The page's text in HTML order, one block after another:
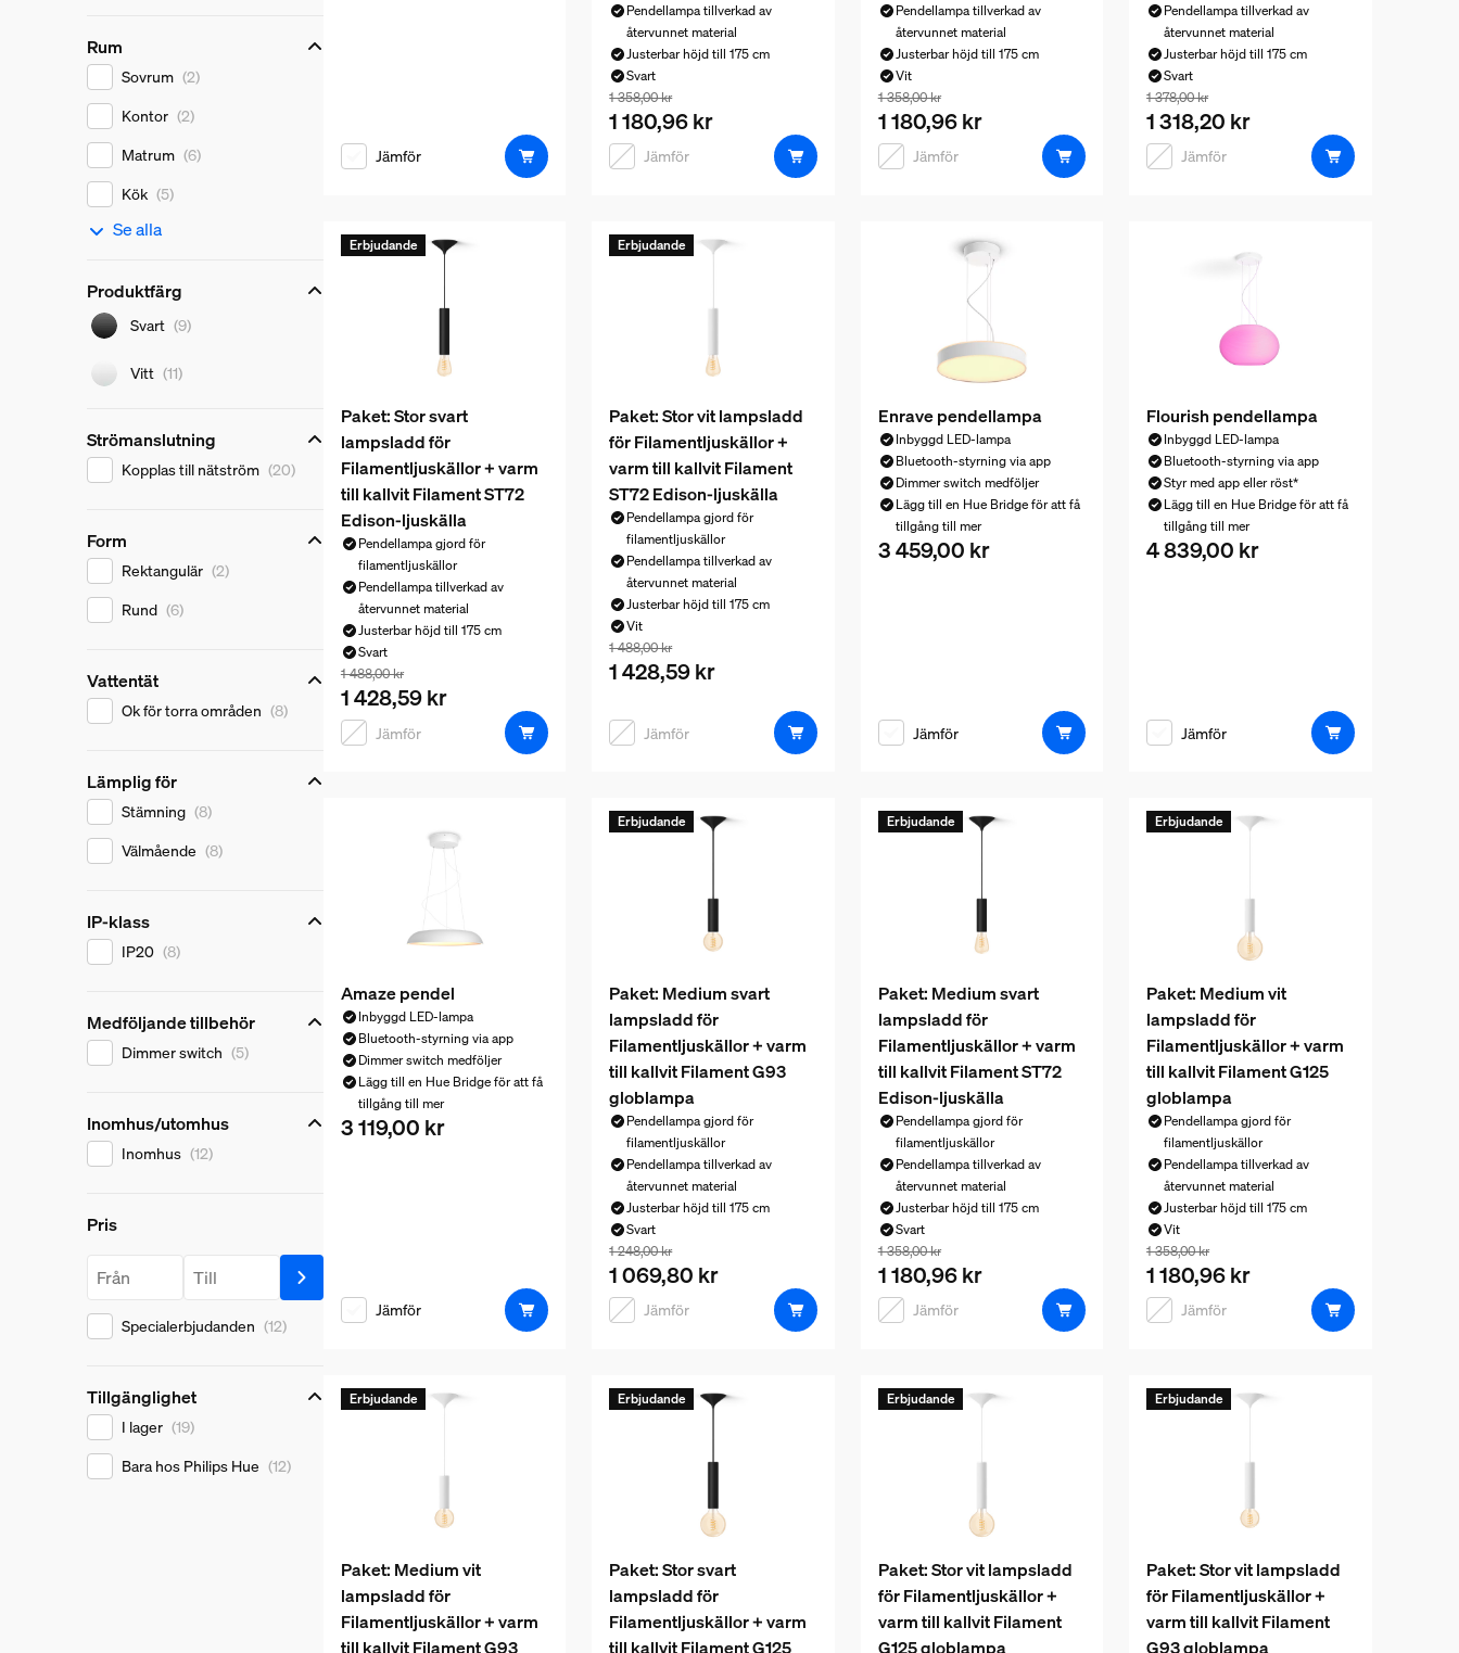
Rum
RumSovrum (2)
Kontor (2)
Matrum (6)
Kök (5)
Se alla
Produktfärg
Produktfärg
Svart (9)
Vitt (11)
Strömanslutning
Strömanslutning
Kopplas till nätström (20)
Form
FormRektangulär (2)
Rund (6)
Vattentät
Vattentät
Ok för torra områden (8)
Lämplig för
Lämplig för
Stämning (8)
Välmående (8)
IP-klass
IP-klass
IP20 (8)
Medföljande tillbehör
Medföljande tillbehör
Dimmer switch (5)
Inomhus/utomhus
Inomhus/utomhus
Inomhus (12)
Pris
Pris
Pris från Pris till
Specialerbjudanden (12)
Tillgänglighet
Tillgänglighet
I lager (19)
Bara hos Philips Hue (12)
Jämför
Pendellampa tillverkad av
återvunnet material
Justerbar höjd till 175 cm
Svart
Paketpriset är 1 180,96 kr, priset på produkterna i detta paket som säljs separat är 1 358,00 kr
1 358,00 kr
1 180,96 kr
Jämför
Pendellampa tillverkad av
återvunnet material
Justerbar höjd till 175 cm
Vit
Paketpriset är 1 180,96 kr, priset på produkterna i detta paket som säljs
1 358,00 kr
1 180,96 kr
Jämför
Pendellampa tillverkad av
återvunnet material
Justerbar höjd till 175 cm
Svart
Paketpriset är 1 318,20 kr, priset på
1 378,00 kr
1 318,20 kr
Jämför
Erbjudande
Paket: Stor svart
lampsladd för
Filamentljuskällor + varm
till kallvit Filament ST72
Edison-ljuskälla
Pendellampa gjord för
filamentljuskällor
Pendellampa tillverkad av
återvunnet material
Justerbar höjd till 175 cm
Svart
Paketpriset är 1 428,59 kr, priset på produkterna i detta paket som säljs separat är 1 488,00 kr
1 488,00 kr
1 428,59 kr
Jämför
Erbjudande
Paket: Stor vit lampsladd
för Filamentljuskällor +
varm till kallvit Filament
ST72 Edison-ljuskälla
Pendellampa gjord för
filamentljuskällor
Pendellampa tillverkad av
återvunnet material
Justerbar höjd till 175 cm
Vit
Paketpriset är 1 428,59 kr, priset på produkterna i detta paket som säljs separat är 1 488,00 kr
1 488,00 kr
1 428,59 kr
Jämför
Enrave pendellampa
Inbyggd LED-lampa
Bluetooth-styrning via app
Dimmer switch medföljer
Lägg till en Hue Bridge för att få
tillgång till mer
Nuvarande pris är 3 459,00 kr
3 459,00 kr
Jämför
Flourish pendellampa
Inbyggd LED-lampa
Bluetooth-styrning via app
Styr med app eller röst*
Lägg till en Hue Bridge för att få
tillgång till mer
Nuvarande pris är 4 839,00 kr
4 839,00 kr
Jämför
Amaze pendel
Inbyggd LED-lampa
Bluetooth-styrning via app
Dimmer switch medföljer
Lägg till en Hue Bridge för att få
tillgång till mer
Nuvarande pris är 3 119,00 kr
3 119,00 kr
Jämför
Erbjudande
Paket: Medium svart
lampsladd för
Filamentljuskällor + varm
till kallvit Filament G93
globlampa
Pendellampa gjord för
filamentljuskällor
Pendellampa tillverkad av
återvunnet material
Justerbar höjd till 175 cm
Svart
Paketpriset är 1 069,80 kr, priset på produkterna i detta paket som säljs separat är 1 248,00 kr
1 248,00 kr
1 069,80 kr
Jämför
Erbjudande
Paket: Medium svart
lampsladd för
Filamentljuskällor + varm
till kallvit Filament ST72
Edison-ljuskälla
Pendellampa gjord för
filamentljuskällor
Pendellampa tillverkad av
återvunnet material
Justerbar höjd till 175 cm
Svart
Paketpriset är 1 180,96 kr, priset på produkterna i detta paket som säljs
1 358,00 kr
1 180,96 kr
Jämför
Erbjudande
Paket: Medium vit
lampsladd för
Filamentljuskällor + varm
till kallvit Filament G125
globlampa
Pendellampa gjord för
filamentljuskällor
Pendellampa tillverkad av
återvunnet material
Justerbar höjd till 175 cm
Vit
Paketpriset är 1 180,96 kr, priset på
1 358,00 kr
1 180,96 kr
Jämför
Erbjudande
Paket: Medium vit
lampsladd för
Filamentljuskällor + varm
till kallvit Filament G93
Erbjudande
Paket: Stor svart
lampsladd för
Filamentljuskällor + varm
till kallvit Filament G125
Erbjudande
Paket: Stor vit lampsladd
för Filamentljuskällor +
varm till kallvit Filament
G125 globlampa
Erbjudande
Paket: Stor vit lampsladd
för Filamentljuskällor +
varm till kallvit Filament
G93 globlampa